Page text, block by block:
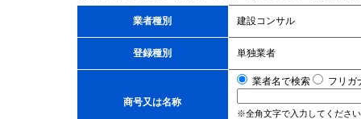
業者種別 建設コンサル
登録種別 単独業者
商号又は名称
業者名で検索 フリガ
※全角文字で入力してくださ